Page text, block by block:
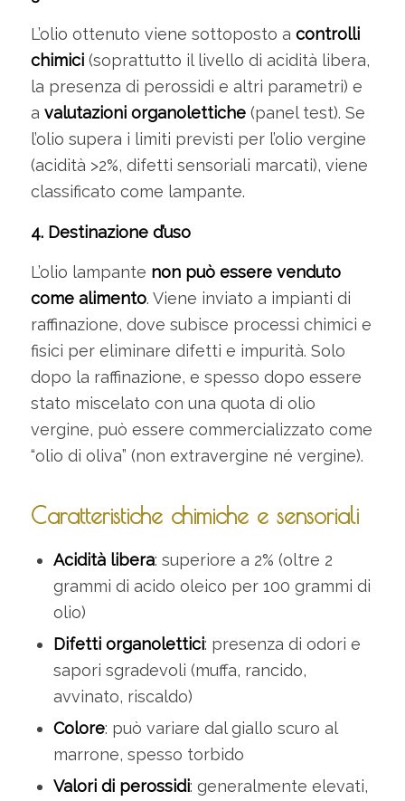
L’olio ottenuto viene sottoposto a controlli
chimici(soprattutto il livello di acidità libera,
la presenza di perossidi e altri parametri) e
a valutazioni organolettiche(panel test). Se
l’olio supera i limiti previsti per l’olio vergine
(acidità >2%, difetti sensoriali marcati), viene
classificato come lampante.
4. Destinazione d’uso
L’olio lampante non può essere venduto
come alimento. Viene inviato a impianti di
raffinazione, dove subisce processi chimici e
fisici per eliminare difetti e impurità. Solo
dopo la raffinazione, e spesso dopo essere
stato miscelato con una quota di olio
vergine, può essere commercializzato come
“olio di oliva” (non extravergine né vergine).
Caratteristiche chimiche e sensoriali
Acidità libera: superiore a 2% (oltre 2
grammi di acido oleico per 100 grammi di
olio)
Difetti organolettici: presenza di odori e
sapori sgradevoli (muffa, rancido,
avvinato, riscaldo)
Colore: può variare dal giallo scuro al
marrone, spesso torbido
Valori di perossidi: generalmente elevati,